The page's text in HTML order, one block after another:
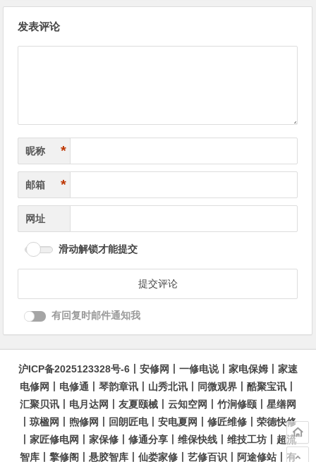
发表评论
昵称 *
邮箱 *
网址
滑动解锁才能提交
有回复时邮件通知我
沪ICP备2025123328号-6 安修网 一修电说丨 家电保姆
家速
电修网
电修通 琴韵章讯 山秀北讯 同微观界 酷聚宝讯
汇聚贝讯
电月达网 友夏颐械 云知空网 竹涧修颐
星缮网
琼楹网 煦修网 回朗匠电丨 安电夏网 修匠维修
荣德快修
家匠修电网 家保修 修通分享 维保快线 维技工坊
超流
智库
擎修阁 悬胶智库 仙娄家修 艺修百识 阿途修站 有